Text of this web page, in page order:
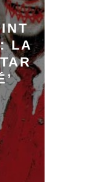
LA